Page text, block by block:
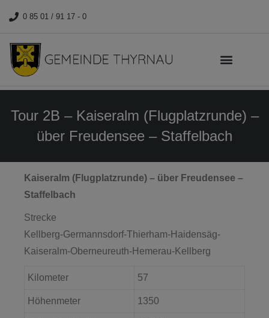
0 85 01 / 91 17 - 0
Tour 2B – Kaiseralm (Flugplatzrunde) –
über Freudensee – Staffelbach
Kaiseralm (Flugplatzrunde) – über Freudensee –
Staffelbach
Strecke
Kellberg-Germannsdorf-Thierham-Haidensäg-
Kaiseralm-Oberneureuth-Hemerau-Kellberg
Kilometer 57
Höhenmeter 1350